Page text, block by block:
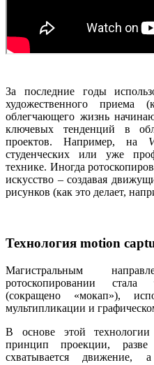
За последние годы
художественного
облегчающего жизнь
ключевых тенденций в
проектов. Например, на
студенческих или уже
технике. Иногда
искусство – создавая
рисунков (как это делает,
Технология motion
Магистральным
ротоскопировании
(сокращено «мокап»),
мультипликации и
В основе этой технологии
принцип проекции,
схватывается движение,